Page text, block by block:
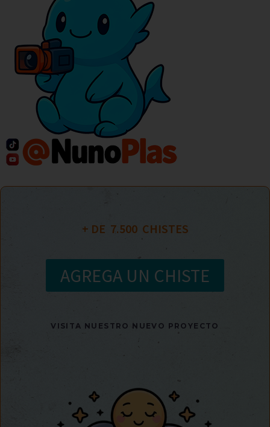
+ DE 7.500
  CHISTES
AGREGA UN CHISTE
VISITA NUESTRO NUEVO PROYECTO